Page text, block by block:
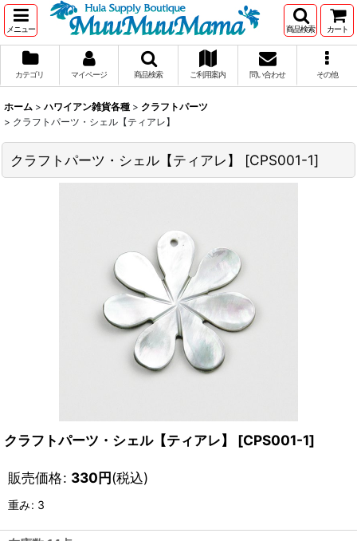
メニュー 商品検索 カート
カテゴリ マイページ 商品検索 ご利用案内 問い合わせ その他
ホーム > ハワイアン雑貨各種 > クラフトパーツ
> クラフトパーツ・シェル【ティアレ】
クラフトパーツ・シェル【ティアレ】 [CPS001-1]
クラフトパーツ・シェル【ティアレ】 [CPS001-1]
販売価格: 330円(税込)
重み: 3